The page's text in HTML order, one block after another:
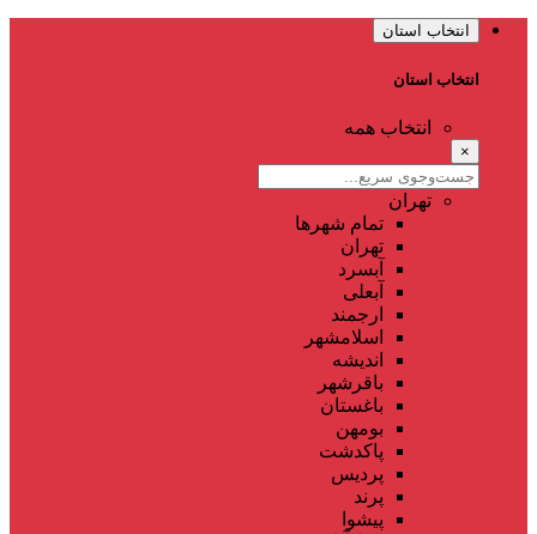
انتخاب استان
انتخاب استان
انتخاب همه
×
تهران
تمام شهر‌ها
تهران
آبسرد
آبعلی
ارجمند
اسلامشهر
اندیشه
باقرشهر
باغستان
بومهن
پاکدشت
پردیس
پرند
پیشوا